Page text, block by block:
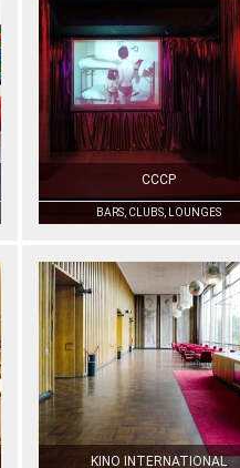
CCCP
BARS, CLUBS, LOUNGES
KINO INTERNATIONAL